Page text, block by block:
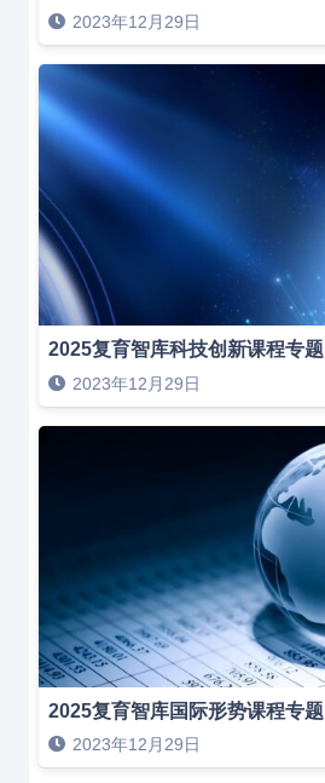
2023年12月29日
2025复育智库科技创新课程专题
2023年12月29日
2025复育智库国际形势课程专题
2023年12月29日